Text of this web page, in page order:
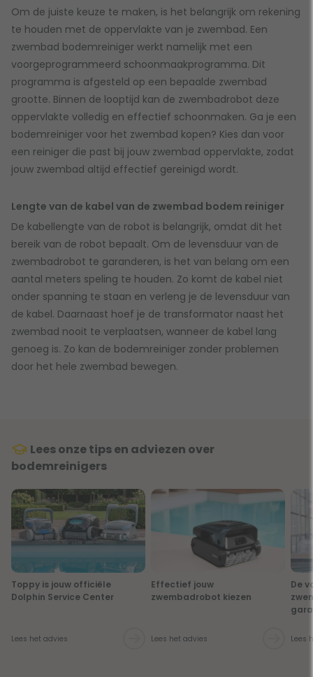
Om de juiste keuze te maken, is het belangrijk om rekening
te houden met de oppervlakte van je zwembad. Een
zwembad bodemreiniger werkt namelijk met een
voorgeprogrammeerd schoonmaakprogramma. Dit
programma is afgesteld op een bepaalde zwembad
grootte. Binnen de looptijd kan de zwembadrobot deze
oppervlakte volledig en effectief schoonmaken. Ga je een
bodemreiniger voor het zwembad kopen? Kies dan voor
een reiniger die past bij jouw zwembad oppervlakte, zodat
jouw zwembad altijd effectief gereinigd wordt.
Lengte van de kabel van de zwembad bodem reiniger
De kabellengte van de robot is belangrijk, omdat dit het
bereik van de robot bepaalt. Om de levensduur van de
zwembadrobot te garanderen, is het van belang om een
aantal meters speling te houden. Zo komt de kabel niet
onder spanning te staan en verleng je de levensduur van
de kabel. Daarnaast hoef je de transformator naast het
zwembad nooit te verplaatsen, wanneer de kabel lang
genoeg is. Zo kan de bodemreiniger zonder problemen
door het hele zwembad bewegen.
Lees onze tips en adviezen over
bodemreinigers
Toppy is jouw officiële
Dolphin Service Center
Lees het advies
Effectief jouw
zwembadrobot kiezen
Lees het advies
De
Lees